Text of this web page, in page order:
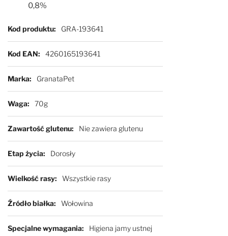
0,8%
Więcej informacji
Kod produktu GRA-193641
Kod EAN 4260165193641
Marka GranataPet
Waga 70g
Zawartość glutenu Nie zawiera glutenu
Etap życia Dorosły
Wielkość rasy Wszystkie rasy
Źródło białka Wołowina
Specjalne wymagania Higiena jamy ustnej